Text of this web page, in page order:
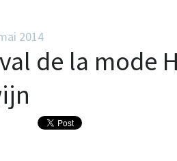
2014
de la mode